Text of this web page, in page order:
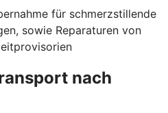
für schmerzstillende
sowie Reparaturen von
nach